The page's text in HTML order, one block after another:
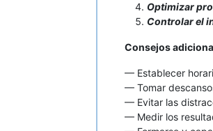
Optimizar
Controlar el
Consejos
— Establecer
— Tomar
— Evitar las
— Medir los